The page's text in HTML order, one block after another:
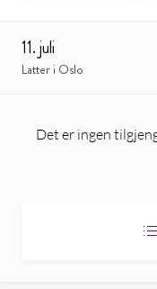
11. juli
Latter i Oslo
Det er ingen